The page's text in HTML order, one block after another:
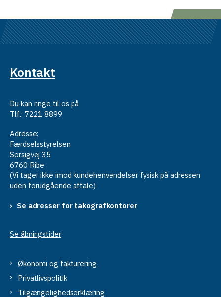
Kontakt
Du kan ringe til os på
Tlf.: 7221 8899
Adresse:
Færdselsstyrelsen
Sorsigvej 35
6760 Ribe
(Vi tager ikke imod kundehenvendelser fysisk på adressen
uden forudgående aftale)
Se adresser for takografkontorer
Se åbningstider
Økonomi og fakturering
Privatlivspolitik
Tilgængelighedserklæring